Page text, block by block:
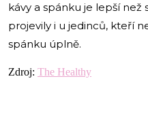
kávy a spánku je lepší než
projevily i u jedinců, kteří
spánku úplně.
Zdroj: The Healthy